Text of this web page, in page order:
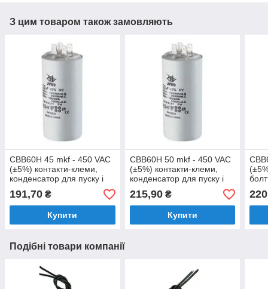
З цим товаром також замовляють
CBB60H 45 mkf - 450 VAC
(±5%) контакти-клеми,
конденсатор для пуску і
191,70 ₴
Купити
CBB60H 50 mkf - 450 VAC
(±5%) контакти-клеми,
конденсатор для пуску і
215,90₴
Купити
Подібні товари компанії